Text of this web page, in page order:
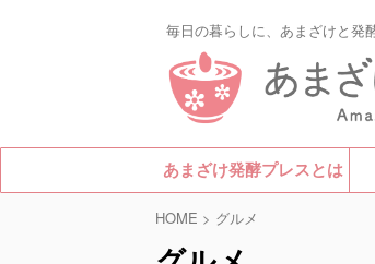
毎日の暮らしに、あまざけと発
あまざけ発酵プレスとは
HOME > グルメ